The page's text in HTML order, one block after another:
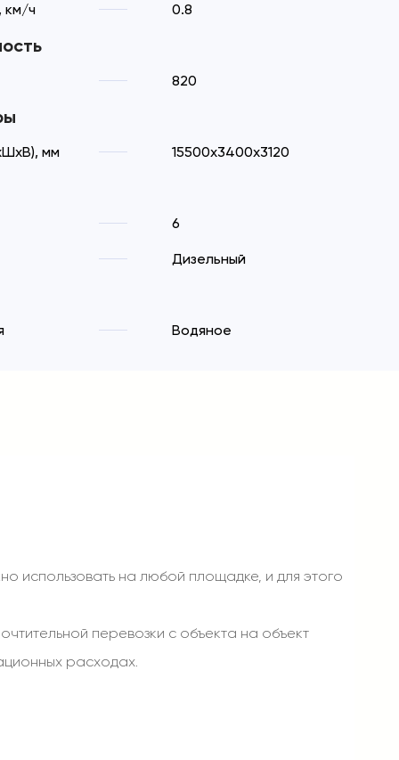
км/ч 0.8
820
мм 15500x3400x3120
6
Дизельный
Водяное
использовать на любой площадке, и для этого
перевозки с объекта на объект
расходах.